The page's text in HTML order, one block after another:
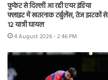
फुकेट से दिल्ली आ रही एयर इंडिया
फ्लाइट में खतरनाक टर्बुलेंस, तेज झटकों से
12 यात्री घायल
4 August 2026 - 2:46 PM